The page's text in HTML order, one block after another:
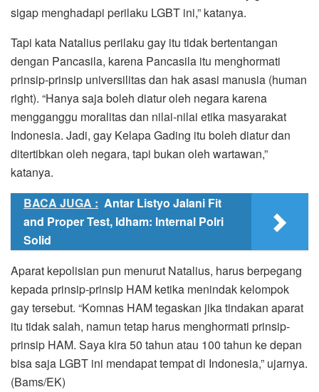
sigap menghadapi perilaku LGBT ini,” katanya.
Tapi kata Natalius perilaku gay itu tidak bertentangan
dengan Pancasila, karena Pancasila itu menghormati
prinsip-prinsip universilitas dan hak asasi manusia (human
right). “Hanya saja boleh diatur oleh negara karena
mengganggu moralitas dan nilai-nilai etika masyarakat
Indonesia. Jadi, gay Kelapa Gading itu boleh diatur dan
ditertibkan oleh negara, tapi bukan oleh wartawan,”
katanya.
BACA JUGA : Antar Listyo Jalani Fit
and Proper Test, Idham: Internal Polri
Solid
Aparat kepolisian pun menurut Natalius, harus berpegang
kepada prinsip-prinsip HAM ketika menindak kelompok
gay tersebut. “Komnas HAM tegaskan jika tindakan aparat
itu tidak salah, namun tetap harus menghormati prinsip-
prinsip HAM. Saya kira 50 tahun atau 100 tahun ke depan
bisa saja LGBT ini mendapat tempat di Indonesia,” ujarnya.
(Bams/EK)